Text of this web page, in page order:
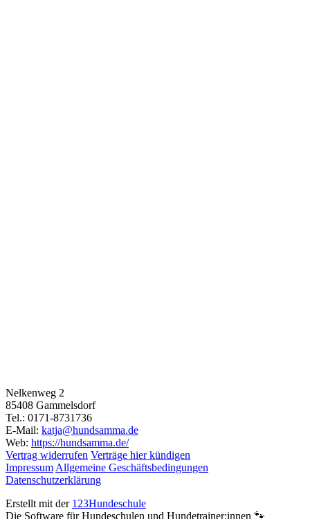
Nelkenweg 2
85408 Gammelsdorf
Tel.: 0171-8731736
E-Mail: katja@hundsamma.de
Web: https://hundsamma.de/
Vertrag widerrufen Verträge hier kündigen
Impressum Allgemeine Geschäftsbedingungen
Datenschutzerklärung
Erstellt mit der 123Hundeschule
Die Software für Hundeschulen und Hundetrainer:innen 🐾